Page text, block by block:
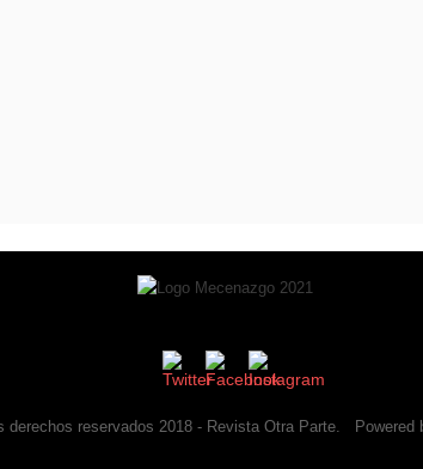
derechos reservados 2018 - Revista Otra Parte. Powered